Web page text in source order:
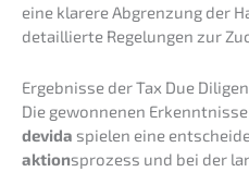
eine klare­re Abgren­zung der
detail­lier­te Regelun­gen zur
Ergeb­nis­se der Tax Due
Die gewon­ne­nen
devida spielen eine
ak­ti­onsprozess und bei der